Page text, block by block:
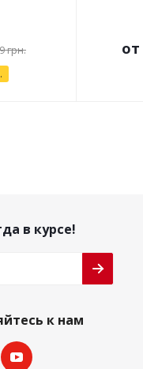
грн. от
в курсе!
к нам